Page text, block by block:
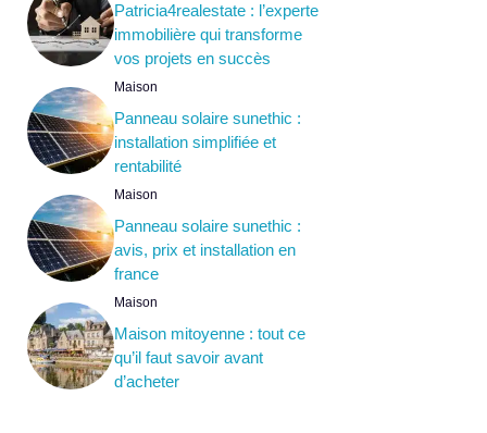
Patricia4realestate : l’experte
immobilière qui transforme
vos projets en succès
Maison
Panneau solaire sunethic :
installation simplifiée et
rentabilité
Maison
Panneau solaire sunethic :
avis, prix et installation en
france
Maison
Maison mitoyenne : tout ce
qu’il faut savoir avant
d’acheter